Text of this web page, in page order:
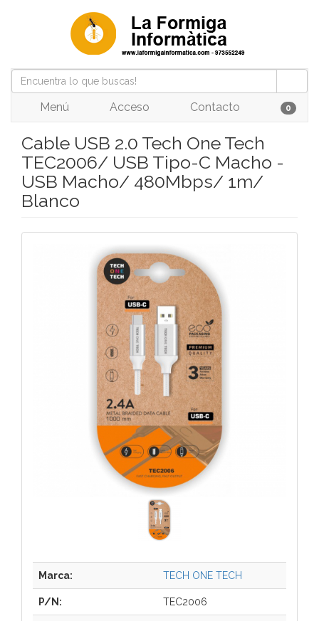
Menú Acceso Contacto 0
Cable USB 2.0 Tech One Tech
TEC2006/ USB Tipo-C Macho -
USB Macho/ 480Mbps/ 1m/
Blanco
Marca: TECH ONE TECH
P/N: TEC2006